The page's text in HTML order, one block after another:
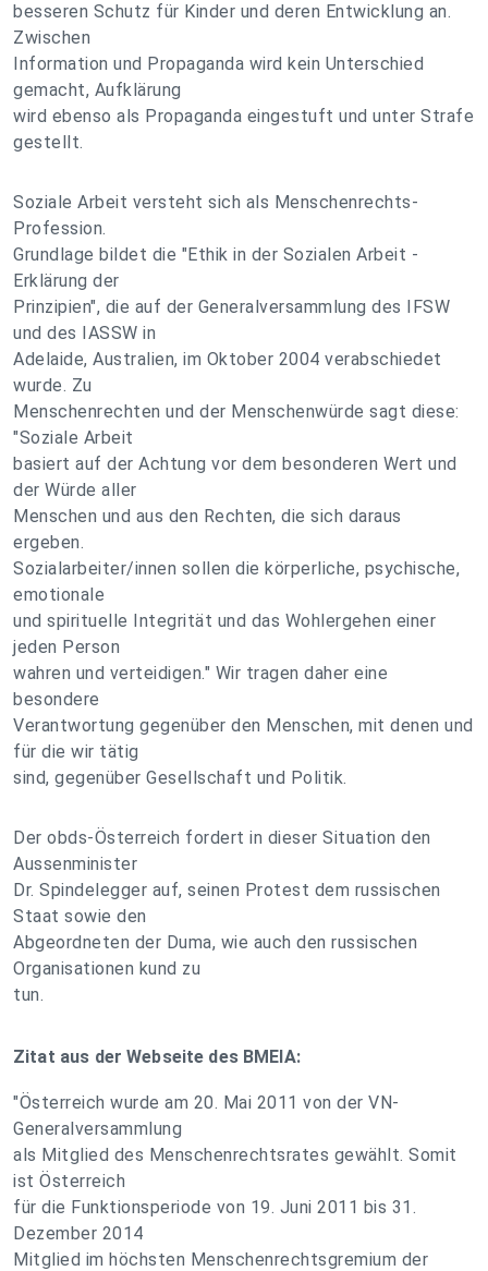
besseren Schutz für Kinder und deren Entwicklung an.
Zwischen
Information und Propaganda wird kein Unterschied
gemacht, Aufklärung
wird ebenso als Propaganda eingestuft und unter Strafe
gestellt.
Soziale Arbeit versteht sich als Menschenrechts-
Profession.
Grundlage bildet die "Ethik in der Sozialen Arbeit -
Erklärung der
Prinzipien", die auf der Generalversammlung des IFSW
und des IASSW in
Adelaide, Australien, im Oktober 2004 verabschiedet
wurde. Zu
Menschenrechten und der Menschenwürde sagt diese:
"Soziale Arbeit
basiert auf der Achtung vor dem besonderen Wert und
der Würde aller
Menschen und aus den Rechten, die sich daraus
ergeben.
Sozialarbeiter/innen sollen die körperliche, psychische,
emotionale
und spirituelle Integrität und das Wohlergehen einer
jeden Person
wahren und verteidigen." Wir tragen daher eine
besondere
Verantwortung gegenüber den Menschen, mit denen und
für die wir tätig
sind, gegenüber Gesellschaft und Politik.
Der obds-Österreich fordert in dieser Situation den
Aussenminister
Dr. Spindelegger auf, seinen Protest dem russischen
Staat sowie den
Abgeordneten der Duma, wie auch den russischen
Organisationen kund zu
tun.
Zitat aus der Webseite des BMEIA:
"Österreich wurde am 20. Mai 2011 von der VN-
Generalversammlung
als Mitglied des Menschenrechtsrates gewählt. Somit
ist Österreich
für die Funktionsperiode von 19. Juni 2011 bis 31.
Dezember 2014
Mitglied im höchsten Menschenrechtsgremium der